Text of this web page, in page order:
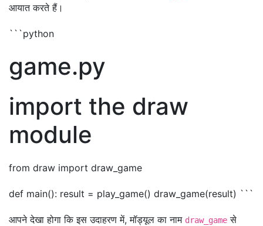
आयात करते हैं।
```python
game.py
import the draw
module
from draw import draw_game
def main(): result = play_game() draw_game(result) ```
आपने देखा होगा कि इस उदाहरण में, मॉड्यूल का नाम draw_game से